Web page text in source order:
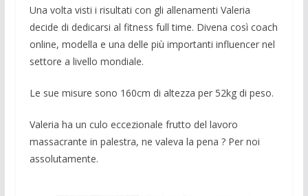
Una volta visti i risultati con gli allenamenti Valeria
decide di dedicarsi al fitness full time. Divena così coach
online, modella e una delle più importanti influencer nel
settore a livello mondiale.
Le sue misure sono 160cm di altezza per 52kg di peso.
Valeria ha un culo eccezionale frutto del lavoro
massacrante in palestra, ne valeva la pena ? Per noi
assolutamente.